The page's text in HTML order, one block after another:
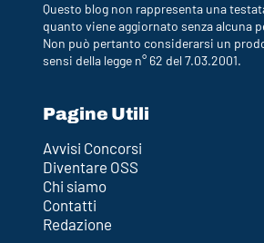
Questo blog non rappresenta una
quanto viene aggiornato senza alcuna
Non può pertanto considerarsi un
sensi della legge n° 62 del 7.03.2001.
Pagine Utili
Avvisi Concorsi
Diventare OSS
Chi siamo
Contatti
Redazione